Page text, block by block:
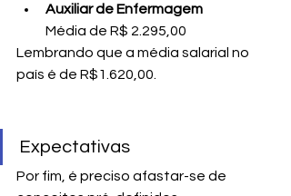
Auxiliar de Enfermagem
Média de R$ 2.295,00
Lembrando que a média salarial no
país é de R$1.620,00.
Expectativas
Por fim, é preciso afastar-se de